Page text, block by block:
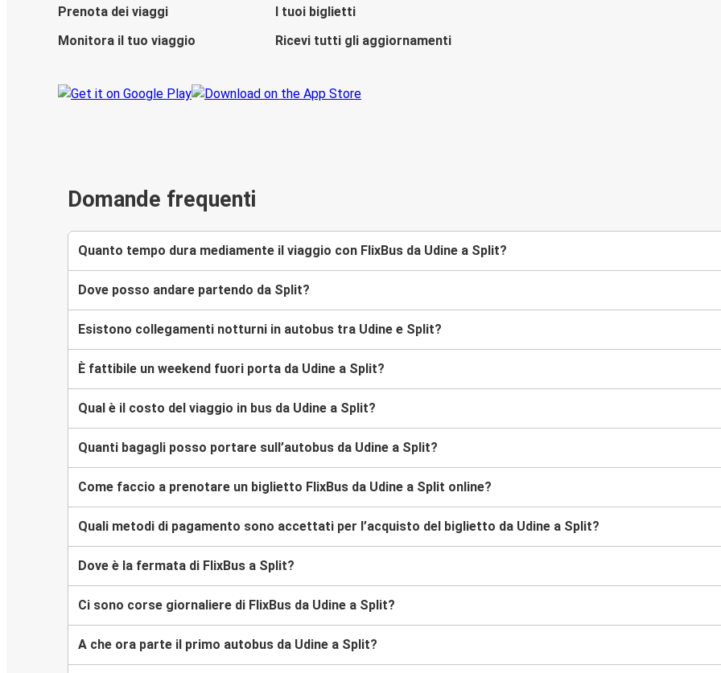
Prenota dei viaggi
I tuoi biglietti
Monitora il tuo viaggio
Ricevi tutti gli aggiornamenti
Domande frequenti
Quanto tempo dura mediamente il viaggio con FlixBus da Udine a Split?
Dove posso andare partendo da Split?
Esistono collegamenti notturni in autobus tra Udine e Split?
È fattibile un weekend fuori porta da Udine a Split?
Qual è il costo del viaggio in bus da Udine a Split?
Quanti bagagli posso portare sull’autobus da Udine a Split?
Come faccio a prenotare un biglietto FlixBus da Udine a Split online?
Quali metodi di pagamento sono accettati per l’acquisto del biglietto da Udine a Split?
Dove è la fermata di FlixBus a Split?
Ci sono corse giornaliere di FlixBus da Udine a Split?
A che ora parte il primo autobus da Udine a Split?